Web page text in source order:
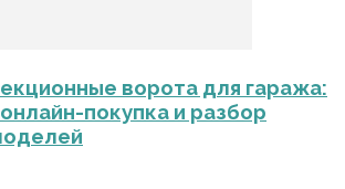
ворота для гаража:
покупка и разбор